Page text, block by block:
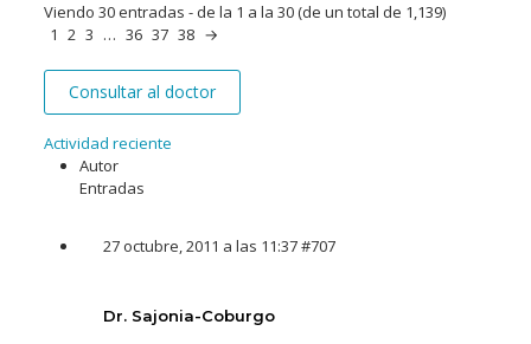
Viendo 30 entradas - de la 1 a la 30 (de un total de 1,139)
1 2 3 … 36 37 38 →
Consultar al doctor
Actividad reciente
Autor
Entradas
27 octubre, 2011 a las 11:37#707
Dr. Sajonia-Coburgo